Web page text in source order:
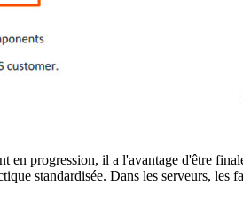
en progression, il a l'avantage d'être
standardisée. Dans les serveurs, les